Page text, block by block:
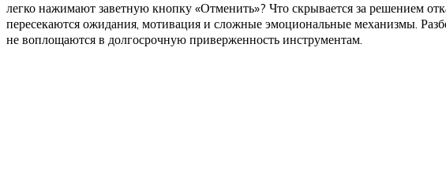
легко нажимают заветную кнопку «Отменить»? Что скрывается за решением
пересекаются ожидания, мотивация и сложные эмоциональные механизмы.
не воплощаются в долгосрочную приверженность инструментам.